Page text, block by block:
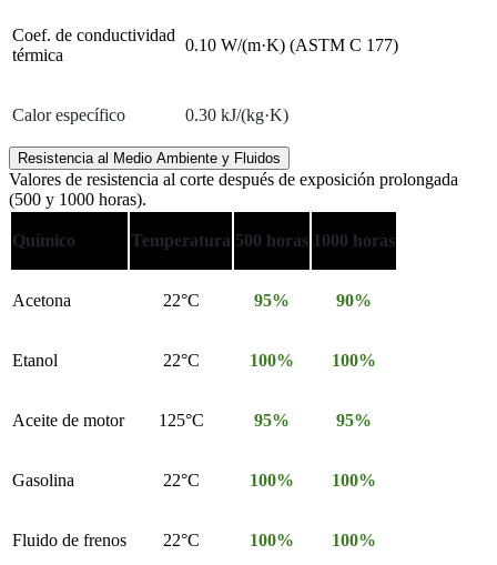
Coef. de conductividad
térmica
0.10 W/(m·K) (ASTM C 177)
Calor específico 0.30 kJ/(kg·K)
Resistencia al Medio Ambiente y Fluidos
Valores de resistencia al corte después de exposición prolongada
(500 y 1000 horas).
Químico Temperatura 500 horas 1000 horas
Acetona 22°C 95% 90%
Etanol 22°C 100% 100%
Aceite de motor 125°C 95% 95%
Gasolina 22°C 100% 100%
Fluido de frenos 22°C 100% 100%